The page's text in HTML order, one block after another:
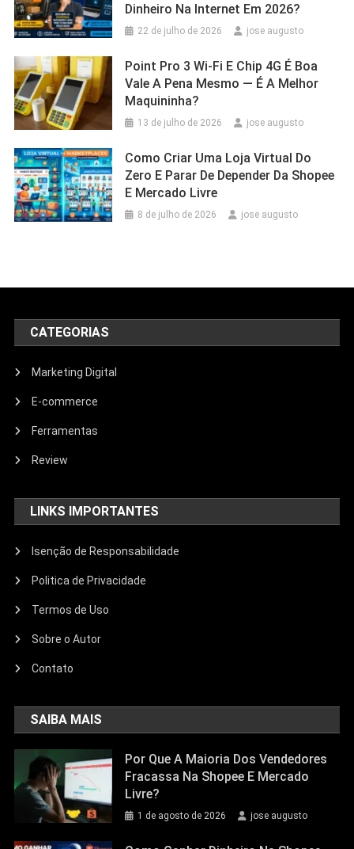
Dinheiro Na Internet Em 2026?
22 de julho de 2026 jose augusto
Point Pro 3 Wi‑Fi E Chip 4G É Boa
Vale A Pena Mesmo — É A Melhor
Maquininha?
13 de julho de 2026 jose augusto
Como Criar Uma Loja Virtual Do
Zero E Parar De Depender Da Shopee
E Mercado Livre
8 de julho de 2026 jose augusto
CATEGORIAS
Marketing Digital
E-commerce
Ferramentas
Review
LINKS IMPORTANTES
Isenção de Responsabilidade
Politica de Privacidade
Termos de Uso
Sobre o Autor
Contato
SAIBA MAIS
Por Que A Maioria Dos Vendedores
Fracassa Na Shopee E Mercado
Livre?
1 de agosto de 2026 jose augusto